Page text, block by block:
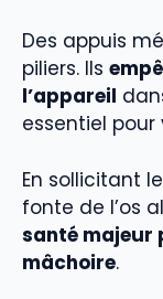
Des appuis
piliers. Ils
l’appareil
essentiel
En sollicitant
fonte de l’os
santé majeur
mâchoire.